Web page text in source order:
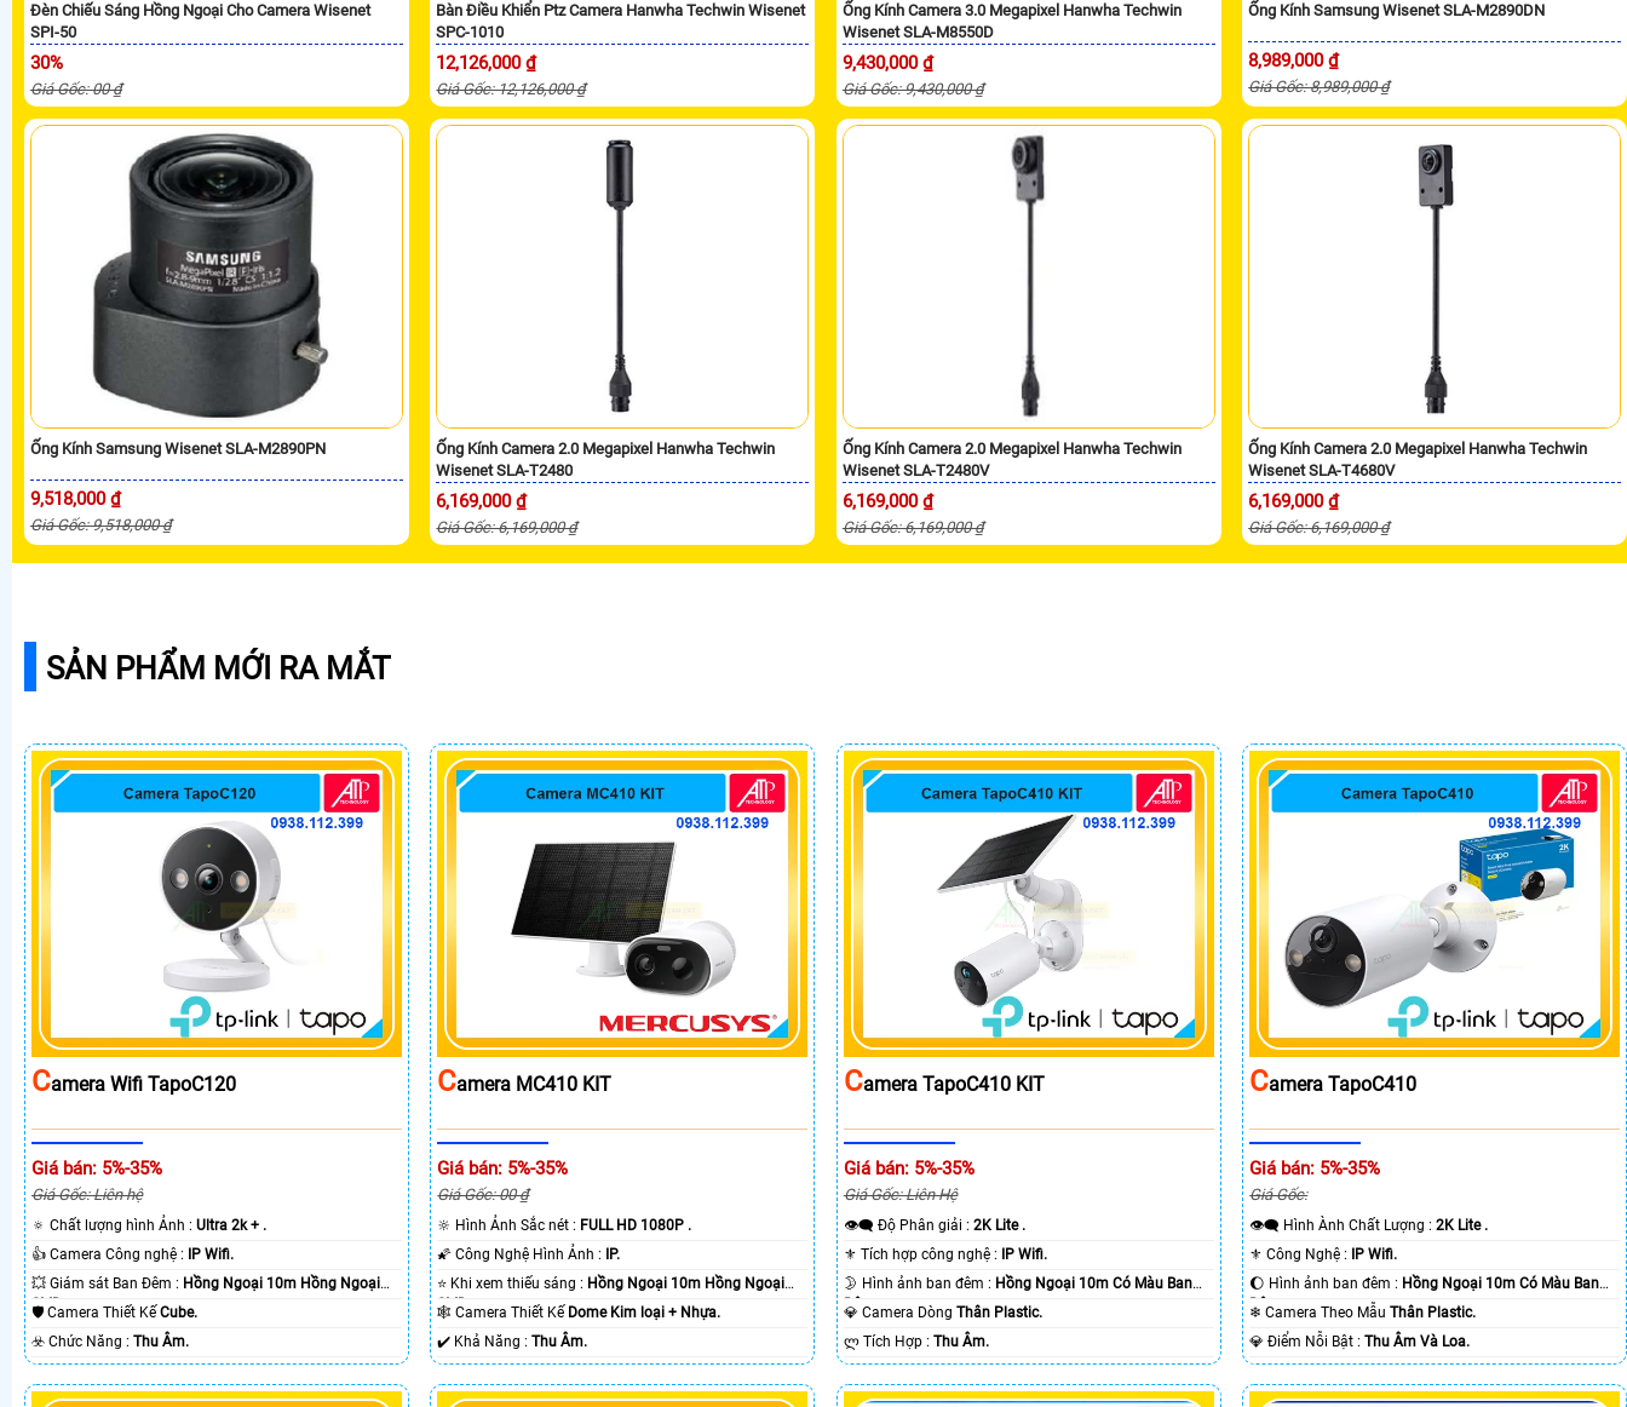
Đèn Chiếu Sáng Hồng Ngoại Cho Camera Wisenet
SPI-50
30%
Giá Gốc: 00 ₫
Bàn Điều Khiển Ptz Camera Hanwha Techwin Wisenet
SPC-1010
12,126,000 ₫
Giá Gốc: 12,126,000 ₫
Ống Kính Camera 3.0 Megapixel Hanwha Techwin
Wisenet SLA-M8550D
9,430,000 ₫
Giá Gốc: 9,430,000 ₫
Ống Kính Samsung Wisenet SLA-M2890DN
8,989,000 ₫
Giá Gốc: 8,989,000 ₫
Ống Kính Samsung Wisenet SLA-M2890PN
9,518,000 ₫
Giá Gốc: 9,518,000 ₫
Ống Kính Camera 2.0 Megapixel Hanwha Techwin
Wisenet SLA-T2480
6,169,000 ₫
Giá Gốc: 6,169,000 ₫
Ống Kính Camera 2.0 Megapixel Hanwha Techwin
Wisenet SLA-T2480V
6,169,000 ₫
Giá Gốc: 6,169,000 ₫
Ống Kính Camera 2.0 Megapixel Hanwha Techwin
Wisenet SLA-T4680V
6,169,000 ₫
Giá Gốc: 6,169,000 ₫
SẢN PHẨM MỚI RA MẮT
CAmera Wifi TapoC120
Giá bán: 5%-35%
Giá Gốc: Liên hệ
🔅 Chất lượng hình Ảnh : Ultra 2k + .
👍 Camera Công nghệ : IP Wifi.
💥 Giám sát Ban Đêm : Hồng Ngoại 10m Hồng Ngoại
SMD.🛡 Camera Thiết KếCube.
️☣️ Chức Năng : Thu Âm.
CAmera MC410 KIT
Giá bán: 5%-35%
Giá Gốc: 00 ₫
🔆 Hình Ảnh Sắc nét : FULL HD 1080P .
🌠 Công Nghệ Hình Ảnh : IP.
⭐ Khi xem thiếu sáng : Hồng Ngoại 10m Hồng Ngoại
SMD.🕸️ Camera Thiết Kế Dome Kim loại + Nhựa.
️✔️ Khả Năng :Thu Âm.
CAmera TapoC410 KIT
Giá bán: 5%-35%
Giá Gốc: Liên Hệ
👁️‍🗨 Độ Phân giải : 2K Lite .
⚜️ Tích hợp công nghệ : IP Wifi.
🌛 Hình ảnh ban đêm : Hồng Ngoại 10m Có Màu Ban
Ðêm.💎 Camera Dòng Thân Plastic.
️ლ Tích Hợp : Thu Âm.
CAmera TapoC410
Giá bán: 5%-35%
Giá Gốc:
👁️‍🗨 Hình Ành Chất Lượng :2K Lite .
⚜️ Công Nghệ : IP Wifi.
🌔 Hình ảnh ban đêm : Hồng Ngoại 10m Có Màu Ban
Ðêm.❄ Camera Theo MẫuThân Plastic.
️💎 Điểm Nỗi Bật :Thu Âm Và Loa.